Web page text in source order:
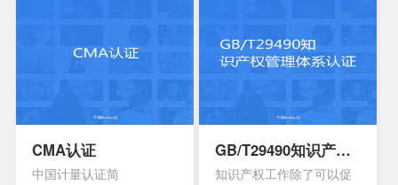
所谓3C认证，就是中国强
Certification，英文缩写
CCC。
有一定危险性的产品，比
认证。
CMA认证
中国计量认证简
GB/T29490知识产权管理体系认证
知识产权工作除了可以促